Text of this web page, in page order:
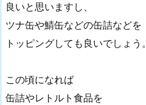
良いと思いますし、
ツナ缶や鯖缶などの缶詰などを
トッピングしても良いでしょう。
この頃になれば
缶詰やレトルト食品を